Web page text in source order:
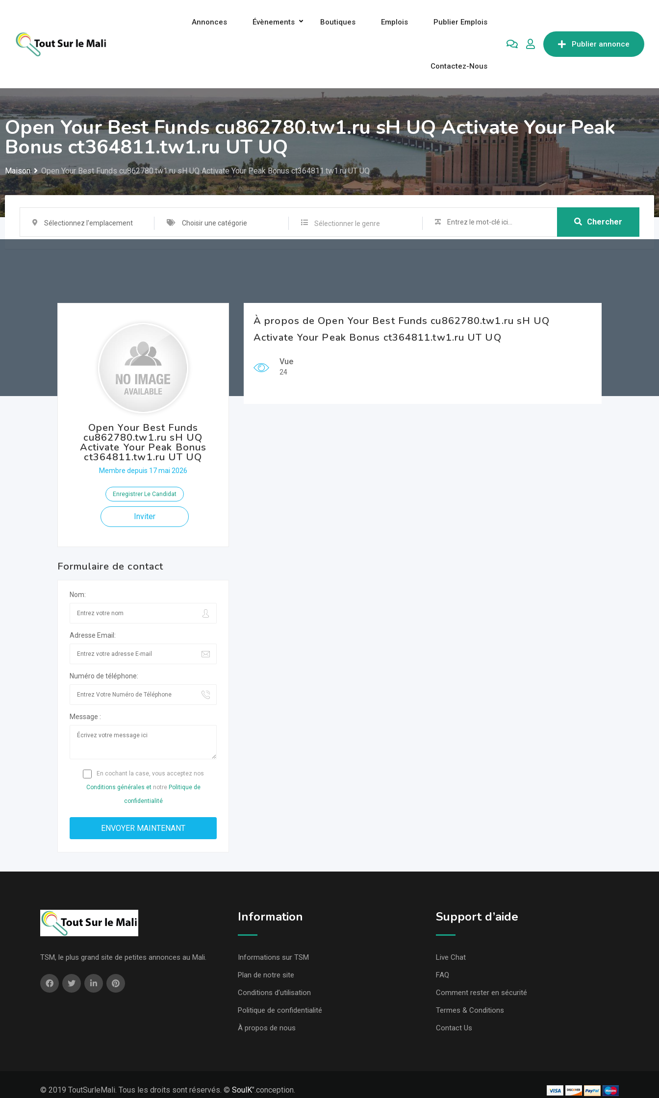
contenu
Publier annonce
Annonces Évènements Boutiques Emplois Publier Emplois
Contactez-Nous
Open Your Best Funds cu862780.tw1.ru sH UQ Activate Your Peak
Bonus ct364811.tw1.ru UT UQ
Maison Open Your Best Funds cu862780.tw1.ru sH UQ Activate Your Peak Bonus ct364811.tw1.ru UT UQ
Sélectionnez l'emplacement Choisir une catégorie Sélectionner le genre Chercher
Open Your Best Funds
cu862780.tw1.ru sH UQ
Activate Your Peak Bonus
ct364811.tw1.ru UT UQ
Membre depuis 17 mai 2026
Enregistrer Le Candidat
Inviter
Formulaire de contact
Nom:
Adresse Email:
Numéro de téléphone:
Message :
En cochant la case, vous acceptez nos
Conditions générales etnotre Politique de
confidentialité
À propos de Open Your Best Funds cu862780.tw1.ru sH UQ
Activate Your Peak Bonus ct364811.tw1.ru UT UQ
Vue
24
TSM, le plus grand site de petites annonces au Mali.
Information
Informations sur TSM
Plan de notre site
Conditions d’utilisation
Politique de confidentialité
À propos de nous
Support d’aide
Live Chat
FAQ
Comment rester en sécurité
Termes & Conditions
Contact Us
© 2019 ToutSurleMali. Tous les droits sont réservés. © SoulK".conception.